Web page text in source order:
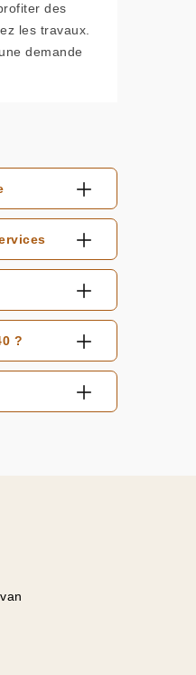
des
les travaux.
demande
?